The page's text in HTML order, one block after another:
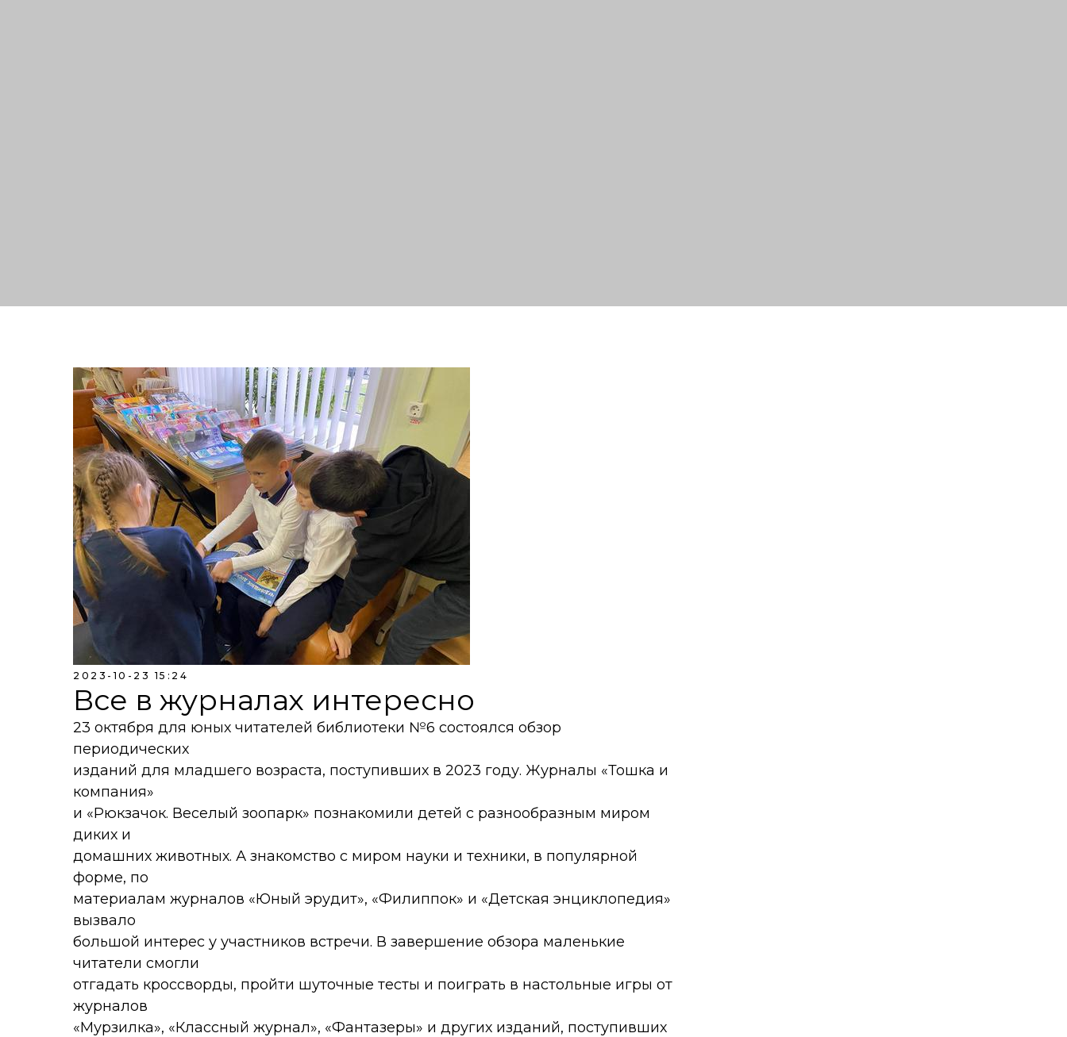
2023-10-23 15:24
Все в журналах интересно
23 октября для юных читателей библиотеки №6 состоялся обзор
периодических
изданий для младшего возраста, поступивших в 2023 году. Журналы «Тошка и
компания»
и «Рюкзачок. Веселый зоопарк» познакомили детей с разнообразным миром
диких и
домашних животных. А знакомство с миром науки и техники, в популярной
форме, по
материалам журналов «Юный эрудит», «Филиппок» и «Детская энциклопедия»
вызвало
большой интерес у участников встречи. В завершение обзора маленькие
читатели смогли
отгадать кроссворды, пройти шуточные тесты и поиграть в настольные игры от
журналов
«Мурзилка», «Классный журнал», «Фантазеры» и других изданий, поступивших